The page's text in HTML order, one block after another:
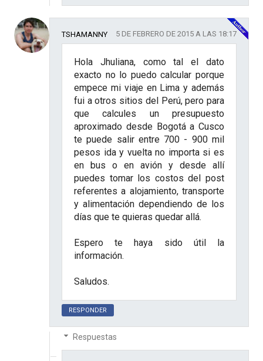
TSHAMANNY 5 DE FEBRERO DE 2015 A LAS 18:17
Hola Jhuliana, como tal el dato
exacto no lo puedo calcular porque
empece mi viaje en Lima y además
fui a otros sitios del Perú, pero para
que calcules un presupuesto
aproximado desde Bogotá a Cusco
te puede salir entre 700 - 900 mil
pesos ida y vuelta no importa si es
en bus o en avión y desde allí
puedes tomar los costos del post
referentes a alojamiento, transporte
y alimentación dependiendo de los
días que te quieras quedar allá.
Espero te haya sido útil la
información.
Saludos.
RESPONDER
Respuestas